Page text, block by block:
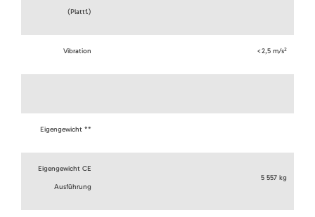
(Plattf.)
Vibration <2,5 m/s2
Eigengewicht **
Eigengewicht CE
Ausführung
5 557 kg